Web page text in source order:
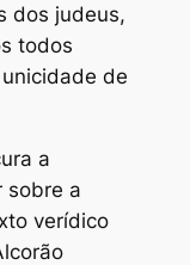
dos judeus,
todos
de
a
sobre a
verídico